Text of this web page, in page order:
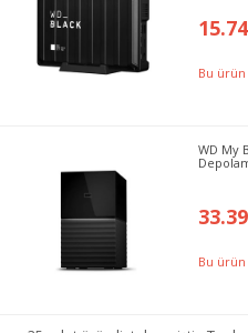
Bu
WD My
Bu